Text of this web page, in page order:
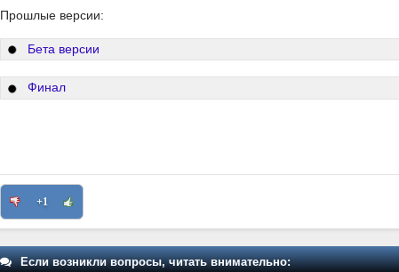
Прошлые версии:
Бета версии
Финал
+1
Если возникли вопросы, читать внимательно: